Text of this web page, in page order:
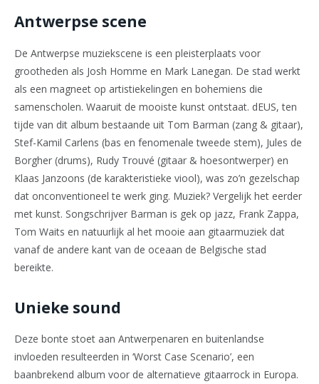
Antwerpse scene
De Antwerpse muziekscene is een pleisterplaats voor
grootheden als Josh Homme en Mark Lanegan. De stad werkt
als een magneet op artistiekelingen en bohemiens die
samenscholen. Waaruit de mooiste kunst ontstaat. dEUS, ten
tijde van dit album bestaande uit Tom Barman (zang & gitaar),
Stef-Kamil Carlens (bas en fenomenale tweede stem), Jules de
Borgher (drums), Rudy Trouvé (gitaar & hoesontwerper) en
Klaas Janzoons (de karakteristieke viool), was zo’n gezelschap
dat onconventioneel te werk ging. Muziek? Vergelijk het eerder
met kunst. Songschrijver Barman is gek op jazz, Frank Zappa,
Tom Waits en natuurlijk al het mooie aan gitaarmuziek dat
vanaf de andere kant van de oceaan de Belgische stad
bereikte.
Unieke sound
Deze bonte stoet aan Antwerpenaren en buitenlandse
invloeden resulteerden in ‘Worst Case Scenario’, een
baanbrekend album voor de alternatieve gitaarrock in Europa.